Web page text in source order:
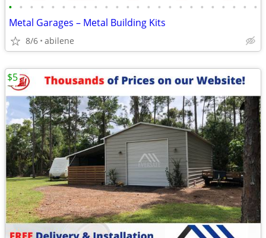
• • • • • • • • • • • • • • • • • • • • • • • •
Metal Garages – Metal Building Kits
8/6 abilene
$5